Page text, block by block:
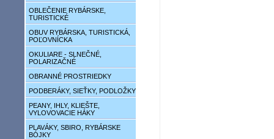
OBLEČENIE RYBÁRSKE,
TURISTICKÉ
OBUV RYBÁRSKA, TURISTICKÁ,
POĽOVNÍCKA
OKULIARE - SLNEČNÉ,
POLARIZAČNÉ
OBRANNÉ PROSTRIEDKY
PODBERÁKY, SIEŤKY, PODLOŽKY
PEANY, IHLY, KLIEŠTE,
VYLOVOVACIE HÁKY
PLAVÁKY, SBIRO, RYBÁRSKE
BÓJKY